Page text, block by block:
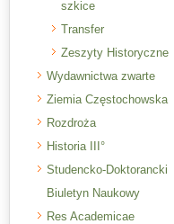
szkice
Transfer
Zeszyty Historyczne
Wydawnictwa zwarte
Ziemia Częstochowska
Rozdroża
Historia III°
Studencko-Doktorancki
Biuletyn Naukowy
Res Academicae